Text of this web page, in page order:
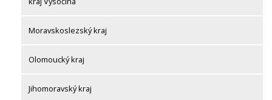
Moravskoslezský kraj
Olomoucký kraj
Jihomoravský kraj